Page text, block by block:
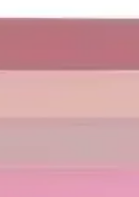
Özel
ve çikolata
Görünmez